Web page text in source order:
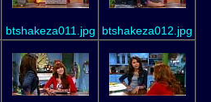
btshakeza011.jpg btshakeza012.jpg